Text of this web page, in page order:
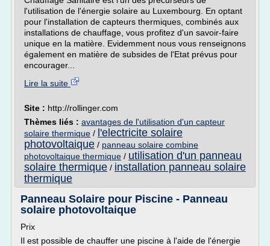
l'utilisation de l'énergie solaire au Luxembourg. En optant
pour l'installation de capteurs thermiques, combinés aux
installations de chauffage, vous profitez d'un savoir-faire
unique en la matière. Evidemment nous vous renseignons
également en matière de subsides de l'Etat prévus pour
encourager...
Lire la suite
Site : http://rollinger.com
Thèmes liés : avantages de l'utilisation d'un capteur
solaire thermique / l'electricite solaire
photovoltaique / panneau solaire combine
photovoltaique thermique / utilisation d'un panneau
solaire thermique / installation panneau solaire
thermique
Panneau Solaire pour Piscine - Panneau
solaire photovoltaique
Prix
Il est possible de chauffer une piscine à l'aide de l'énergie